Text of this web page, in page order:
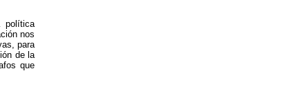
política
nos
para
de la
que